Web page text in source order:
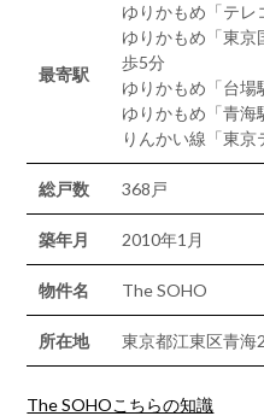
最寄駅
ゆりかもめ「テレ
ゆりかもめ「東京
歩5分
ゆりかもめ「台場
ゆりかもめ「青海
りんかい線「東
総戸数 368戸
築年月 2010年1月
物件名 The SOHO
所在地 東京都江東区青海
The SOHOこちらの知識